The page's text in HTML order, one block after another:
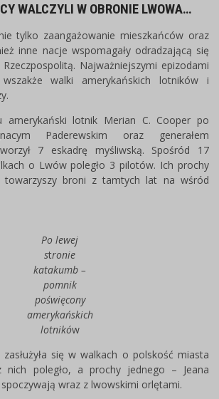
WALCZYLI W OBRONIE LWOWA…
tylko zaangażowanie mieszkańców oraz
inne nacje wspomagały odradzającą się
Najważniejszymi epizodami
walki amerykańskich lotników i
amerykański lotnik Merian C. Cooper po
Paderewskim oraz generałem
7 eskadrę myśliwską. Spośród 17
o Lwów poległo 3 pilotów. Ich prochy
towarzyszy broni z tamtych lat na wśród
Po lewej
stronie
katakumb –
pomnik
poświęcony
amerykańskich
lotników
się w walkach o polskość miasta
nich poległo, a prochy jednego – Jeana
wraz z lwowskimi orlętami.